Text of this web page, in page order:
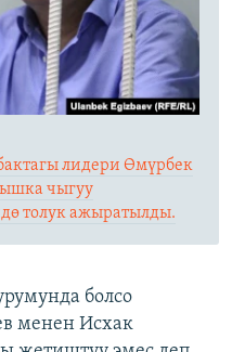
лидери Өмүрбек
чыгуу
толук ажыратылды.
болсо
менен Исхак